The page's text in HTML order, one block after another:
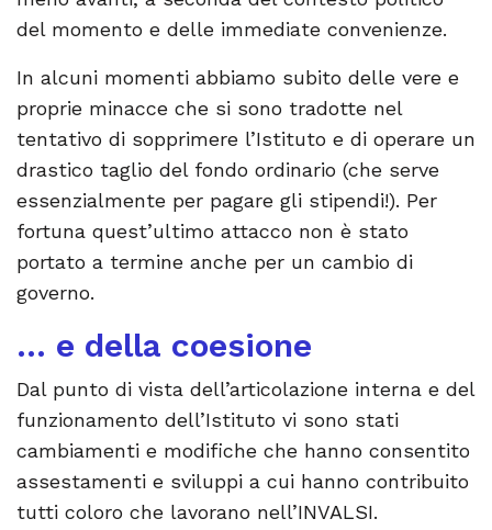
del momento e delle immediate convenienze.
In alcuni momenti abbiamo subito delle vere e
proprie minacce che si sono tradotte nel
tentativo di sopprimere l’Istituto e di operare un
drastico taglio del fondo ordinario (che serve
essenzialmente per pagare gli stipendi!). Per
fortuna quest’ultimo attacco non è stato
portato a termine anche per un cambio di
governo.
… e della coesione
Dal punto di vista dell’articolazione interna e del
funzionamento dell’Istituto vi sono stati
cambiamenti e modifiche che hanno consentito
assestamenti e sviluppi a cui hanno contribuito
tutti coloro che lavorano nell’INVALSI.